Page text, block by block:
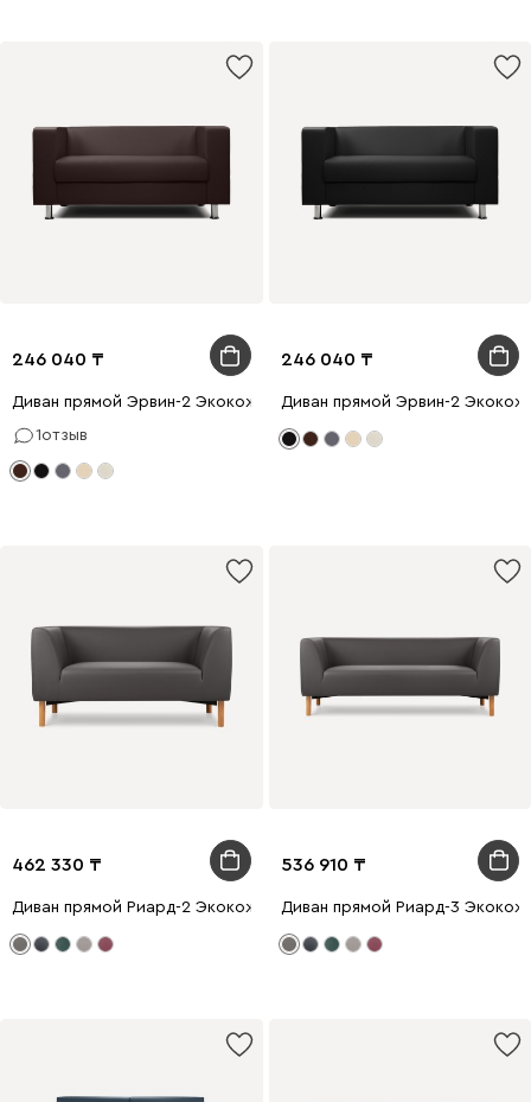
246 040
Диван прямой Эрвин-2 Экокожа Коричневый
1отзыв
246 040
Диван прямой Эрвин-2
462 330
Диван прямой Риард-2 Экокожа Серый
536 910
Диван прямой Риард-3